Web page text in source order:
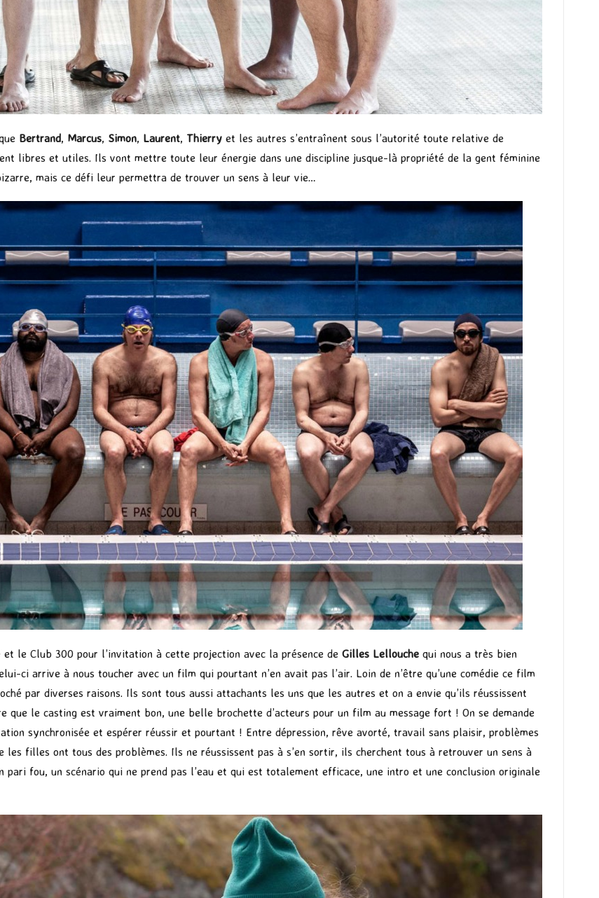
Bertrand, Marcus, Simon, Laurent, Thierry et les autres s’entraînent sous l’autorité toute relative de
libres et utiles. Ils vont mettre toute leur énergie dans une discipline jusque-là propriété de la gent féminine
mais ce défi leur permettra de trouver un sens à leur vie…
le Club 300 pour l’invitation à cette projection avec la présence de Gilles Lellouche qui nous a très bien
ci arrive à nous toucher avec un film qui pourtant n’en avait pas l’air. Loin de n’être qu’une comédie ce film
par diverses raisons. Ils sont tous aussi attachants les uns que les autres et on a envie qu’ils réussissent
que le casting est vraiment bon, une belle brochette d’acteurs pour un film au message fort ! On se demande
synchronisée et espérer réussir et pourtant ! Entre dépression, rêve avorté, travail sans plaisir, problèmes
les filles ont tous des problèmes. Ils ne réussissent pas à s’en sortir, ils cherchent tous à retrouver un sens à
pari fou, un scénario qui ne prend pas l’eau et qui est totalement efficace, une intro et une conclusion originale